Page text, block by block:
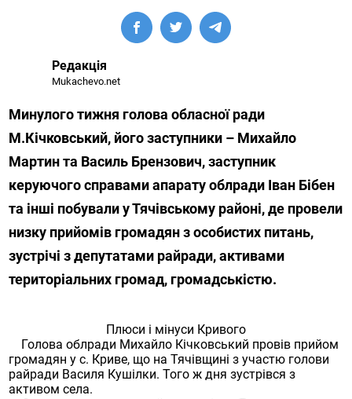
Редакція
Mukachevo.net
Минулого тижня голова обласної ради
М.Кічковський, його заступники – Михайло
Мартин та Василь Брензович, заступник
керуючого справами апарату облради Іван Бібен
та інші побували у Тячівському районі, де провели
низку прийомів громадян з особистих питань,
зустрічі з депутатами райради, активами
територіальних громад, громадськістю.
Плюси і мінуси Кривого
Голова облради Михайло Кічковський провів прийом
громадян у с. Криве, що на Тячівщині з участю голови
райради Василя Кушілки. Того ж дня зустрівся з
активом села.